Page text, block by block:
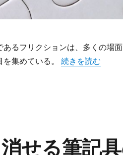
るフリクションは、多くの場
集めている。 “失敗も工夫も何
続きを読む
せる筆記